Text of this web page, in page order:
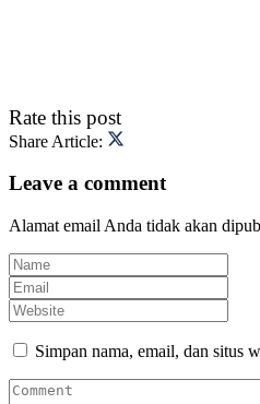
Rate this post
Share Article:
Leave a comment
Alamat email Anda tidak akan
Simpan nama, email, dan situs